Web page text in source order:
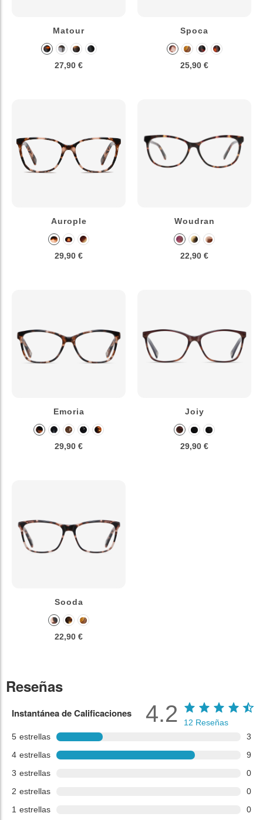
Matour
27,90 €
Spoca
25,90 €
Aurople
29,90 €
Woudran
22,90 €
Emoria
29,90 €
Joiy
29,90 €
Sooda
22,90 €
Reseñas
Instantánea de Calificaciones
5 estrellas
3
4 estrellas
9
3 estrellas
0
2 estrellas
0
1 estrellas 0
4.2 12 Reseñas